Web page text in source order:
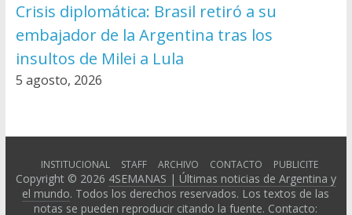
Crisis diplomática: Brasil retiró a su
embajador de la Argentina tras los
insultos de Milei a Lula
5 agosto, 2026
INSTITUCIONAL STAFF ARCHIVO CONTACTO PUBLICITE
Copyright © 2026 4SEMANAS | Últimas noticias de Argentina y
el mundo. Todos los derechos reservados. Los textos de las
notas se pueden reproducir citando la fuente. Contacto: